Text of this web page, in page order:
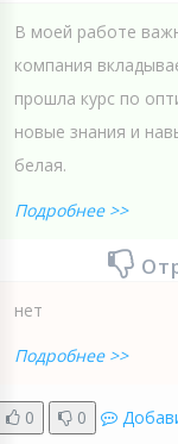
В моей работе
компания
прошла курс по
новые знания и
белая.
Подробнее >>
нет
Подробнее >>
0 0